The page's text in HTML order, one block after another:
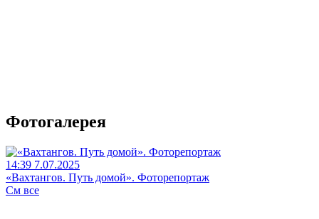
Фотогалерея
14:39 7.07.2025
«Вахтангов. Путь домой». Фоторепортаж
См все